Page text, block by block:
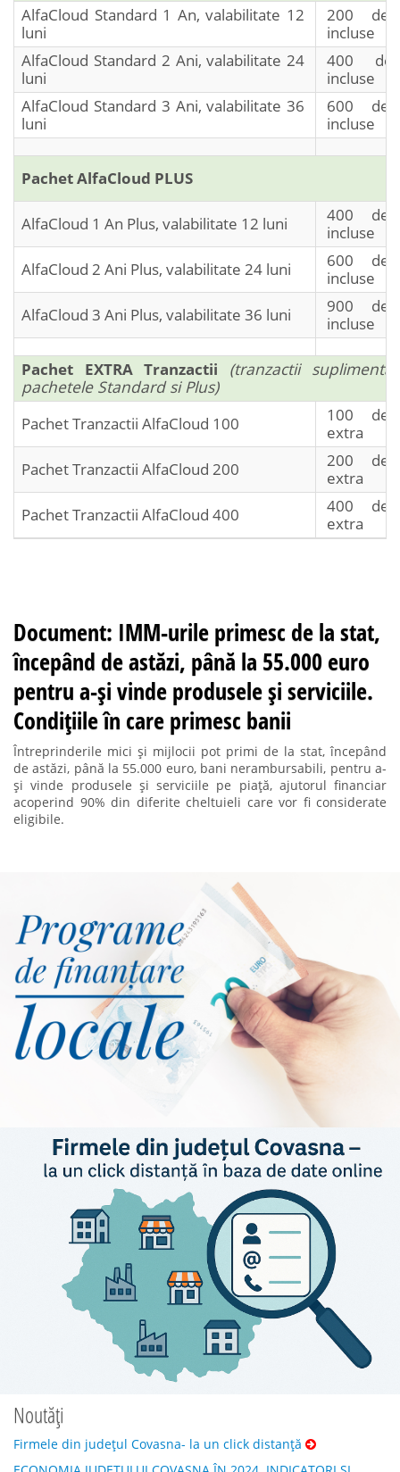
AlfaCloud Standard 1 An, valabilitate 12
luni
200 de
incluse
AlfaCloud Standard 2 Ani, valabilitate 24
luni
400 de
incluse
AlfaCloud Standard 3 Ani, valabilitate 36
luni
600 de
incluse
Pachet AlfaCloud PLUS
AlfaCloud 1 An Plus, valabilitate 12 luni
400 de
incluse
AlfaCloud 2 Ani Plus, valabilitate 24 luni
600 de
incluse
AlfaCloud 3 Ani Plus, valabilitate 36 luni
900 de
incluse
Pachet EXTRA Tranzactii (tranzactii
pachetele Standard si Plus)
Pachet Tranzactii AlfaCloud 100
100 de
extra
Pachet Tranzactii AlfaCloud 200
200 de
extra
Pachet Tranzactii AlfaCloud 400
400 de
extra
Document: IMM-urile primesc de la stat,
începând de astăzi, până la 55.000 euro
pentru a-și vinde produsele și serviciile.
Condițiile în care primesc banii
Întreprinderile mici și mijlocii pot primi de la stat, începând
de astăzi, până la 55.000 euro, bani nerambursabili, pentru a-
și vinde produsele și serviciile pe piață, ajutorul financiar
acoperind 90% din diferite cheltuieli care vor fi considerate
eligibile.
Noutăți
Firmele din județul Covasna- la un click distanță